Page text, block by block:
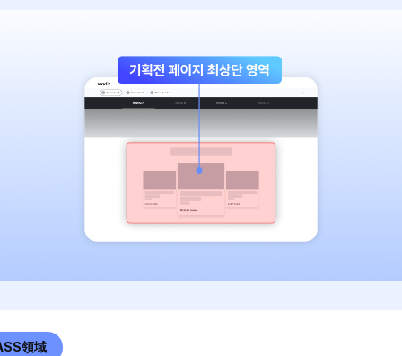
領域